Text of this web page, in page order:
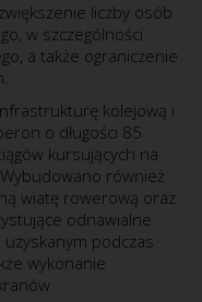
liczby osób
w szczególności
a także ograniczenie
kolejową i
o długości 85
kursujących na
również
wiatę rowerową oraz
odnawialne
uzyskanym podczas
wykonanie